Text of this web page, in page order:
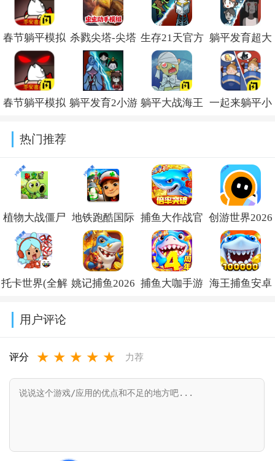
春节躺平模拟
器双鬼模式
v2.8.5
杀戮尖塔-尖塔
奇兵安卓手机
版v1.1.10
生存21天官方
版v1.0.1
躺平发育超大
房间魔改版
v2.8.5
春节躺平模拟 躺平发育2小游 躺平大战海王 一起来躺平小
热门推荐
植物大战僵尸
杂交版重制版
手机版下载
v0.19.1.0
地铁跑酷国际
服破解版下载
(Subway
Surf)v3.61.1
捕鱼大作战官
方版2026下载
v1.6.0.1
创游世界2026
最新版下载
v1.71.2
托卡世界(全解 姚记捕鱼2026 捕鱼大咖手游 海王捕鱼安卓
用户评论
评分 ★ ★ ★ ★ ★ 力荐